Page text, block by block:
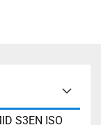
S3EN ISO